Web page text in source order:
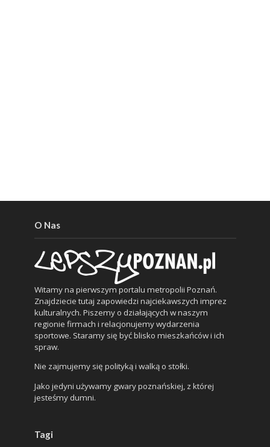
O Nas
Witamy na pierwszym portalu metropolii Poznań.
Znajdziecie tutaj zapowiedzi najciekawszych imprez
kulturalnych. Piszemy o działających w naszym
regionie firmach i relacjonujemy wydarzenia
sportowe. Staramy się być blisko mieszkańców i ich
spraw.
Nie zajmujemy się polityką i walką o stołki.
Jako jedyni używamy gwary poznańskiej, z której
jesteśmy dumni.
Tagi